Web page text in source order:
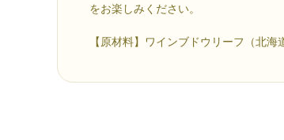
をお楽しみください。
【原材料】ワインブドウリーフ（北海